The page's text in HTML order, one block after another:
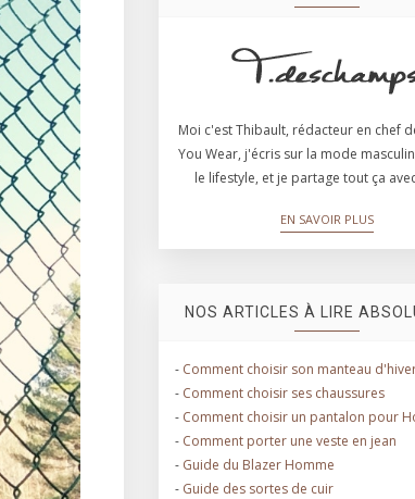
Moi c'est Thibault, rédacteur en chef
You Wear, j'écris sur la mode
le lifestyle, et je partage tout ça
EN SAVOIR PLUS
NOS ARTICLES À LIRE
- Comment choisir son manteau
- Comment choisir ses chaussures
- Comment choisir un pantalon pour
- Comment porter une veste en jean
- Guide du Blazer Homme
- Guide des sortes de cuir